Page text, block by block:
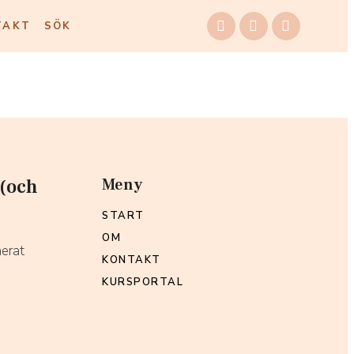
SÖK
Meny
START
OM
KONTAKT
KURSPORTAL